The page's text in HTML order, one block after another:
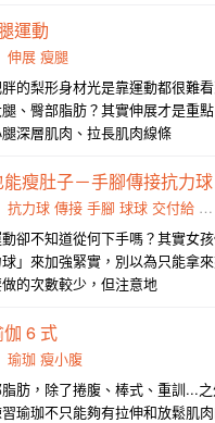
運動
伸展 瘦腿
的梨形身材光是靠運動都很難
、臀部脂肪？其實伸展才是重
深層肌肉、拉長肌肉線條
瘦肚子－手腳傳接抗力球
抗力球 傳接 手腳 球球 交付給 接
卻不知道從何下手嗎？其實女孩
」來加強緊實，別以為只能拿
的次數較少，但注意地
6 式
瑜珈 瘦小腹
肪，除了捲腹、棒式、重訓...
瑜珈不只能夠有拉伸和放鬆肌